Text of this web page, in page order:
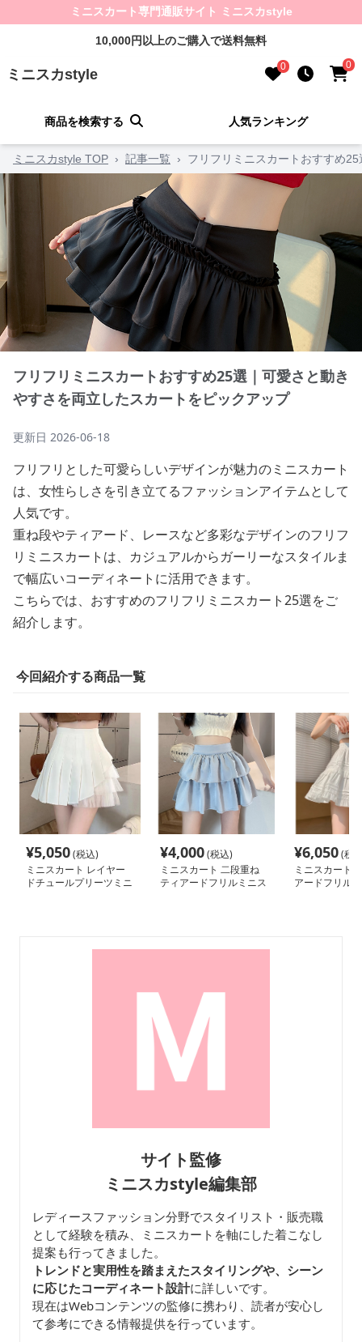
ミニスカート専門通販サイト ミニスカstyle
10,000円以上のご購入で送料無料
ミニスカstyle 0 0
商品を検索する 人気ランキング
ミニスカstyle TOP › 記事一覧 › フリフリミニスカートおすすめ
フリフリミニスカートおすすめ25選｜可愛さと動き
やすさを両立したスカートをピックアップ
更新日 2026-06-18
フリフリとした可愛らしいデザインが魅力のミニスカート
は、女性らしさを引き立てるファッションアイテムとして
人気です。
重ね段やティアード、レースなど多彩なデザインのフリフ
リミニスカートは、カジュアルからガーリーなスタイルま
で幅広いコーディネートに活用できます。
こちらでは、おすすめのフリフリミニスカート25選をご
紹介します。
今回紹介する商品一覧
¥5,050(税込)
ミニスカート レイヤー
ドチュールプリーツミニ
¥4,000(税込)
ミニスカート 二段重ね
ティアードフリルミニス
¥6,050(税
ミニスカート
アードフリル
サイト監修
ミニスカstyle編集部
レディースファッション分野でスタイリスト・販売職
として経験を積み、ミニスカートを軸にした着こなし
提案も行ってきました。
トレンドと実用性を踏まえたスタイリングや、シーン
に応じたコーディネート設計に詳しいです。
現在はWebコンテンツの監修に携わり、読者が安心し
て参考にできる情報提供を行っています。